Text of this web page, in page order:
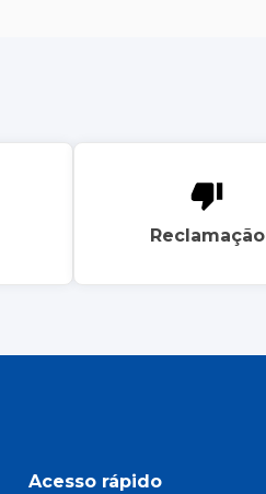
Reclamação
Acesso rápido